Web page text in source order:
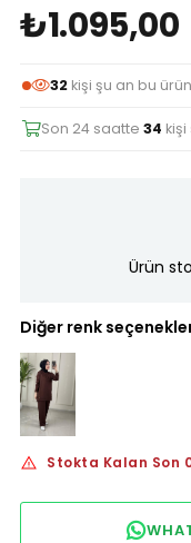
₺1.095,00
32 kişi şu an bu
Son 24 saatte34
Ürün
Diğer renk
Stokta Kalan Son